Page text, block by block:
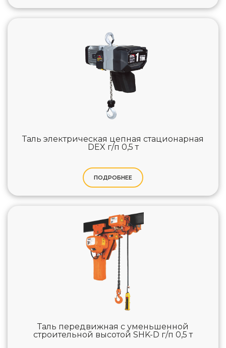
Таль электрическая цепная стационарная
DEX г/п 0,5 т
ПОДРОБНЕЕ
Таль передвижная с уменьшенной
строительной высотой SHK-D г/п 0,5 т